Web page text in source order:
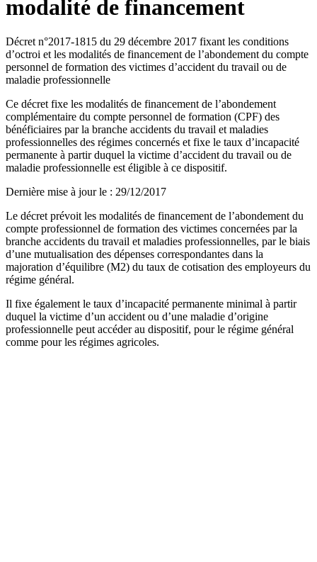
modalité de financement
Décret n°2017-1815 du 29 décembre 2017 fixant les conditions
d’octroi et les modalités de financement de l’abondement du compte
personnel de formation des victimes d’accident du travail ou de
maladie professionnelle
Ce décret fixe les modalités de financement de l’abondement
complémentaire du compte personnel de formation (CPF) des
bénéficiaires par la branche accidents du travail et maladies
professionnelles des régimes concernés et fixe le taux d’incapacité
permanente à partir duquel la victime d’accident du travail ou de
maladie professionnelle est éligible à ce dispositif.
Dernière mise à jour le : 29/12/2017
Le décret prévoit les modalités de financement de l’abondement du
compte professionnel de formation des victimes concernées par la
branche accidents du travail et maladies professionnelles, par le biais
d’une mutualisation des dépenses correspondantes dans la
majoration d’équilibre (M2) du taux de cotisation des employeurs du
régime général.
Il fixe également le taux d’incapacité permanente minimal à partir
duquel la victime d’un accident ou d’une maladie d’origine
professionnelle peut accéder au dispositif, pour le régime général
comme pour les régimes agricoles.